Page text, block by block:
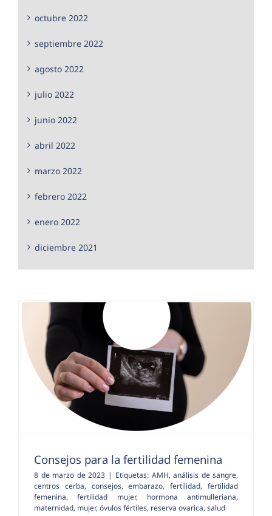
Consejos para la fertilidad femenina
8 de marzo de 2023 | Etiquetas: AMH, análisis de sangre,
centros cerba, consejos,embarazo,fertilidad,fertilidad
femenina,fertilidad mujer, hormona antimulleriana,
maternidad, mujer, óvulos fértiles, reserva ovarica, salud
octubre 2022
septiembre 2022
agosto 2022
julio 2022
junio 2022
abril 2022
marzo 2022
febrero 2022
enero 2022
diciembre 2021